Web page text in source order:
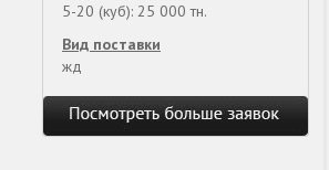
5-20 (куб): 25 000 тн.
Вид поставки
жд